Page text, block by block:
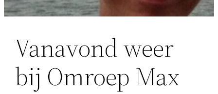
Vanavond weer
bij Omroep Max